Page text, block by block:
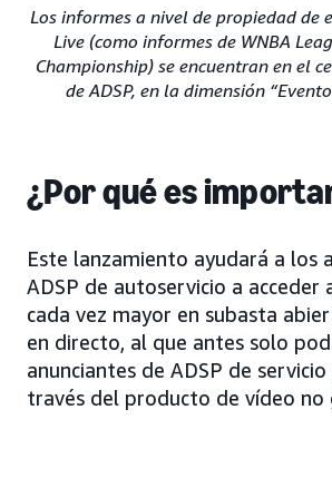
Los informes a nivel de propiedad de
Live (como informes de WNBA
Championship) se encuentran en el
de ADSP, en la dimensión
¿Por qué es
Este lanzamiento ayudará a los
ADSP de autoservicio a acceder
cada vez mayor en subasta
en directo, al que antes solo
anunciantes de ADSP de
través del producto de vídeo no